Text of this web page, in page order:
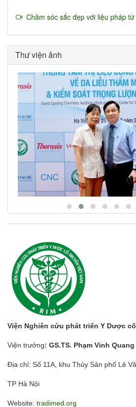
Chăm sóc sắc đẹp với liệu pháp
Thư viện ảnh
Viện Nghiên cứu phát triển Y Dược
Viện trưởng: GS.TS. Phạm Vinh Quang
Địa chỉ: Số 11A, khu Thủy Sản phố Lê
TP Hà Nội
Website: tradimed.org